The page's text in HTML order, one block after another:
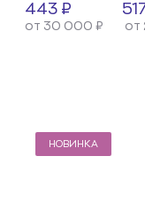
443 ₽
от 30 000 ₽ от
НОВИНКА